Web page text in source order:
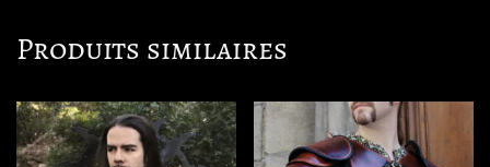
Produits similaires